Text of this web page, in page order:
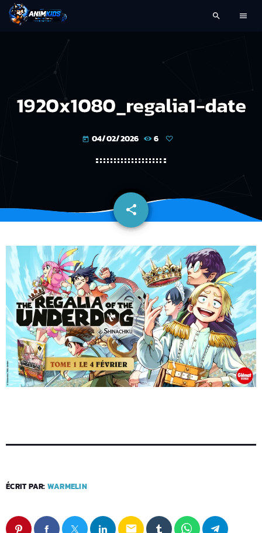
search menu
1920x1080_regalia1-date
today 04/02/2026 6
share
email
ÉCRIT PAR: WARMELIN
email